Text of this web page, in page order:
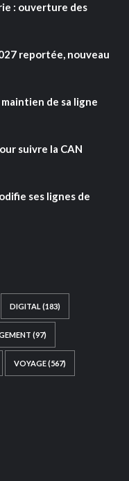
: ouverture des
reportée, nouveau
de sa ligne
suivre la CAN
ses lignes de
DIGITAL (183)
(97)
VOYAGE(567)